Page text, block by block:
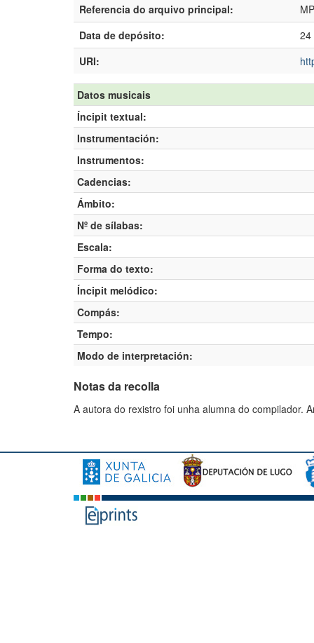
Referencia do arquivo principal:
Data de depósito:
24
URI:
Datos musicais
Íncipit textual:
Instrumentación:
Instrumentos:
Cadencias:
Ámbito:
Nº de sílabas:
Escala:
Forma do texto:
Íncipit melódico:
Compás:
Tempo:
Modo de interpretación:
Notas da recolla
A autora do rexistro foi unha alumna do compilador.